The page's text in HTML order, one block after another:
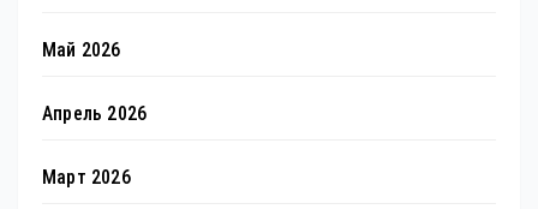
Май 2026
Апрель 2026
Март 2026